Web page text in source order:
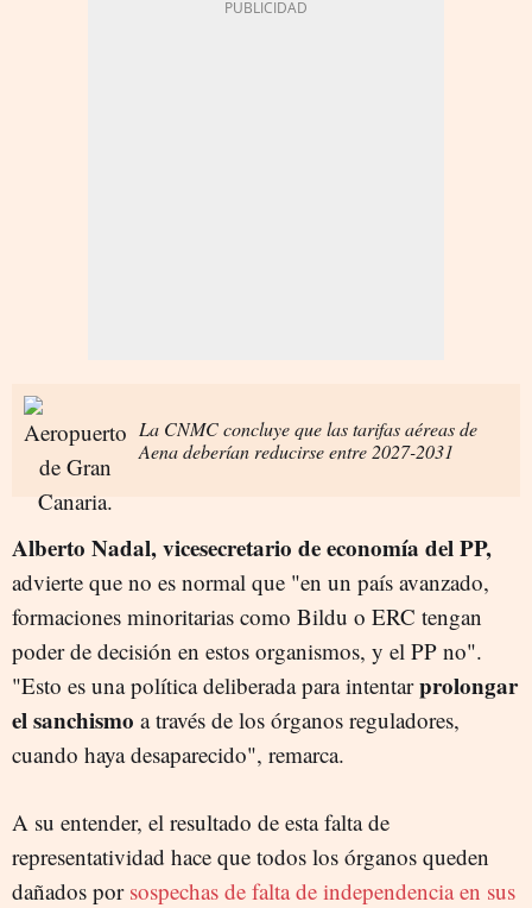
La CNMC concluye que las tarifas aéreas de
Aena deberían reducirse entre 2027-2031
Alberto Nadal, vicesecretario de economía del PP,
advierte que no es normal que "en un país avanzado,
formaciones minoritarias como Bildu o ERC tengan
poder de decisión en estos organismos, y el PP no".
"Esto es una política deliberada para intentarprolongar
el sanchismo a través de los órganos reguladores,
cuando haya desaparecido", remarca.
A su entender, el resultado de esta falta de
representatividad hace que todos los órganos queden
dañados por sospechas de falta de independencia en sus